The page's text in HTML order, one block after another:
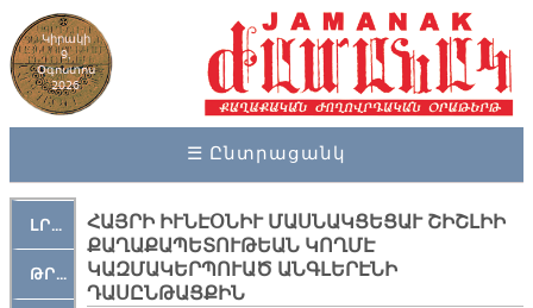
Կիրակի
9,
Օգոստոս
2026
☰ Ընտրացանկ
ԼՐԱՀՈՍ
ԹՐՔԱՀԱՅ ԿԵԱՆՔ
ՀԱՅՐԻ ԻՒՆԷՕՆԻՒ ՄԱՍՆԱԿՑԵՑԱՒ ՇԻՇԼԻԻ
ՔԱՂԱՔԱՊԵՏՈՒԹԵԱՆ ԿՈՂՄԷ
ԿԱԶՄԱԿԵՐՊՈՒԱԾ ԱՆԳԼԵՐԷՆԻ
ԴԱՍԸՆԹԱՑՔԻՆ